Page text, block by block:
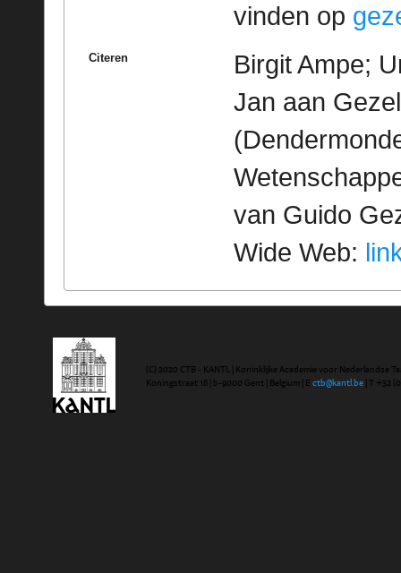
vinden op
Citeren
Birgit Ampe;
Jan aan
van Guido
Wide Web:
(C) 2020 CTB - KANTL | Koninklijke Academie voor Nederlandse
Koningstraat 18 | b-9000 Gent | Belgium | E ctb@kantl.be | T +32